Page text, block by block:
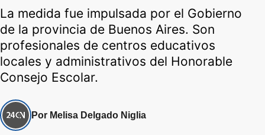
La medida fue impulsada por el Gobierno
de la provincia de Buenos Aires. Son
profesionales de centros educativos
locales y administrativos del Honorable
Consejo Escolar.
Por Melisa Delgado Niglia